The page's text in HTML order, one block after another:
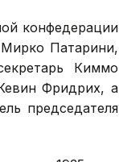
конфедерации
Мирко Патарини,
Киммо
Фридрих, а
председателя